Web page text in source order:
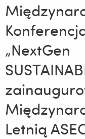
„NextGen
Letnią